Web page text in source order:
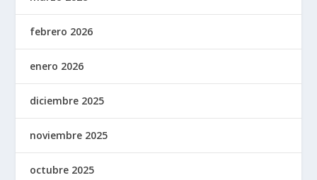
febrero 2026
enero 2026
diciembre 2025
noviembre 2025
octubre 2025